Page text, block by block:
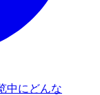
中にどんな